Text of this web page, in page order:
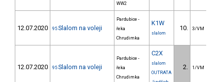
WW2
12.07.2020 95 Slalom na voleji
Pardubice -
řeka
Chrudimka
K1W
slalom
10. 3/VM
12.07.2020 95 Slalom na voleji
Pardubice -
řeka
Chrudimka
C2X
slalom
OUTRATA
2. 1/VM